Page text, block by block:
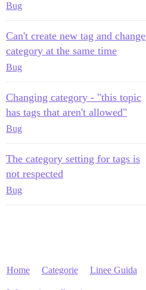
Bug
Can't create new tag and change
category at the same time
Bug
Changing category - "this topic
has tags that aren't allowed"
Bug
The category setting for tags is
not respected
Bug
Home Categorie Linee Guida